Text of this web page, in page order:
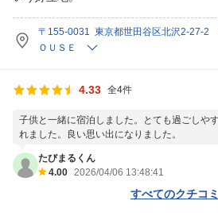
〒155-0031 東京都世田谷区北沢2-27-
ＯＵＳＥ
4.33 全4件
子供と一緒に宿泊しました。とても過ごしや
れました。良い思い出になりました。
たびまるくん
4.00 2026/04/06 13:48:41
すべてのクチコ